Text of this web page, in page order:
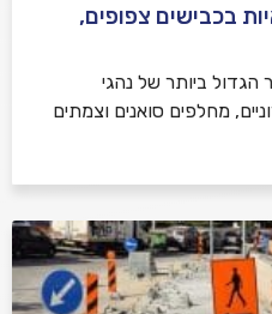
בכבישים צפופים,
ביותר של נהגי
מחלפים סואנים וצמתים